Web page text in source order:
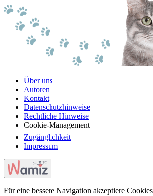
Über uns
Autoren
Kontakt
Datenschutzhinweise
Rechtliche Hinweise
Cookie-Management
Zugänglichkeit
Impressum
Für eine bessere Navigation akzeptiere Cookies